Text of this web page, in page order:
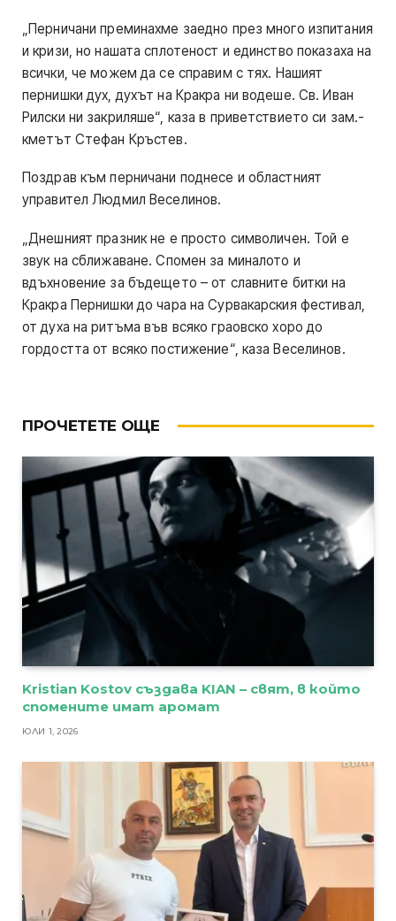
„Перничани преминахме заедно през много изпитания
и кризи, но нашата сплотеност и единство показаха на
всички, че можем да се справим с тях. Нашият
пернишки дух, духът на Кракра ни водеше. Св. Иван
Рилски ни закриляше“, каза в приветствието си зам.-
кметът Стефан Кръстев.
Поздрав към перничани поднесе и областният
управител Людмил Веселинов.
„Днешният празник не е просто символичен. Той е
звук на сближаване. Спомен за миналото и
вдъхновение за бъдещето – от славните битки на
Кракра Пернишки до чара на Сурвакарския фестивал,
от духа на ритъма във всяко граовско хоро до
гордостта от всяко постижение“, каза Веселинов.
ПРОЧЕТЕТЕ ОЩЕ
Kristian Kostov създава KIAN – свят, в който
спомените имат аромат
ЮЛИ 1, 2026